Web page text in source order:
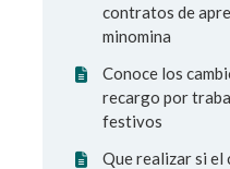
contratos de
minomina
Conoce los
recargo por
festivos
Que realizar si el